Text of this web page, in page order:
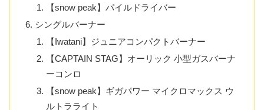
【snow peak】パイルドライバー
シングルバーナー
【Iwatani】ジュニアコンパクトバーナー
【CAPTAIN STAG】オーリック 小型ガスバーナ
ーコンロ
【snow peak】ギガパワー マイクロマックス ウ
ルトラライト